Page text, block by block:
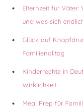
Elternzeit für Väter:
und was sich
Glück auf
Familienalltag
Kinderrechte in
Wirklichkeit
Meal Prep für